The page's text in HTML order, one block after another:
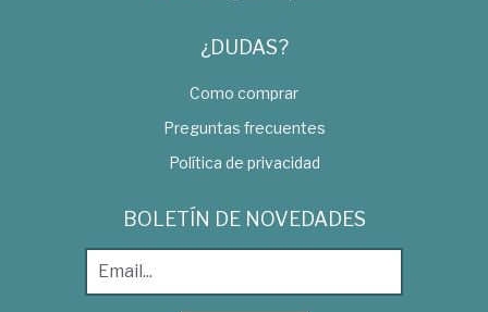
¿DUDAS?
Como comprar
Preguntas frecuentes
Política de privacidad
BOLETÍN DE NOVEDADES